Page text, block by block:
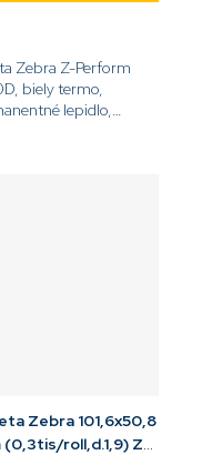
Zebra Z-Perform
biely termo,
lepidlo,
Zebra 101,6x50,8
(0,3tis/roll,d.1,9) Z-